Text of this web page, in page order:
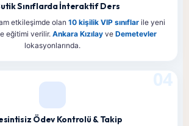
Sınıflarda İnteraktif Ders
etkileşimde olan 10 kişilik VIP sınıflarile yeni
eğitimi verilir. Ankara Kızılayve Demetevler
lokasyonlarında.
04
Ödev Kontrolü & Takip